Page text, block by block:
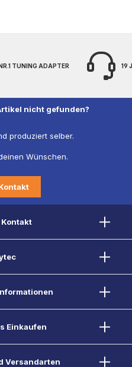
TUNING ADAPTER 19
nicht gefunden?
produziert selber.
Wünschen.
Kontakt
Einkaufen
Versandarten